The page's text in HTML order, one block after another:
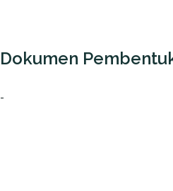
Dokumen
-